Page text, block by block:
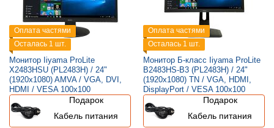
Оплата частями
Осталась 1 шт.
Монитор Iiyama ProLite
X2483HSU (PL2483H) / 24"
(1920x1080) AMVA / VGA, DVI,
HDMI / VESA 100x100
Подарок
Кабель питания
Оплата частями
Осталась 1 шт.
Монитор Б-класс Iiyama ProLite
B2483HS-B3 (PL2483H) / 24"
(1920x1080) TN / VGA, HDMI,
DisplayPort / VESA 100x100
Подарок
Кабель питания